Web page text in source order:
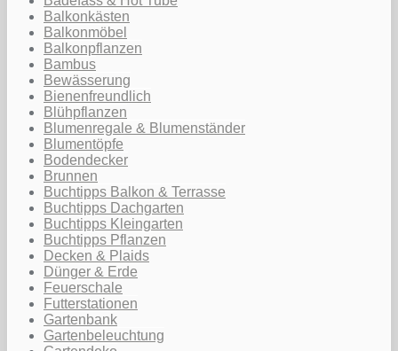
Balkonkästen
Balkonmöbel
Balkonpflanzen
Bambus
Bewässerung
Bienenfreundlich
Blühpflanzen
Blumenregale & Blumenständer
Blumentöpfe
Bodendecker
Brunnen
Buchtipps Balkon & Terrasse
Buchtipps Dachgarten
Buchtipps Kleingarten
Buchtipps Pflanzen
Decken & Plaids
Dünger & Erde
Feuerschale
Futterstationen
Gartenbank
Gartenbeleuchtung